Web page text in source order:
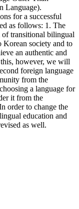
Language).
for a successful
as follows: 1. The
transitional bilingual
Korean society and to
an authentic and
however, we will
foreign language
from the
a language for
it from the
order to change the
education and
as well.